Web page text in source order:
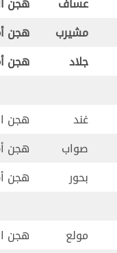
مشيرب هجن
جلاد هجن
غند هجن
صواب هجن
بحور هجن
مولع هجن